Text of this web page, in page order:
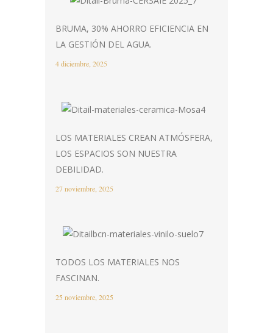
BRUMA, 30% AHORRO EFICIENCIA EN
LA GESTIÓN DEL AGUA.
4 diciembre, 2025
LOS MATERIALES CREAN ATMÓSFERA,
LOS ESPACIOS SON NUESTRA
DEBILIDAD.
27 noviembre, 2025
TODOS LOS MATERIALES NOS
FASCINAN.
25 noviembre, 2025